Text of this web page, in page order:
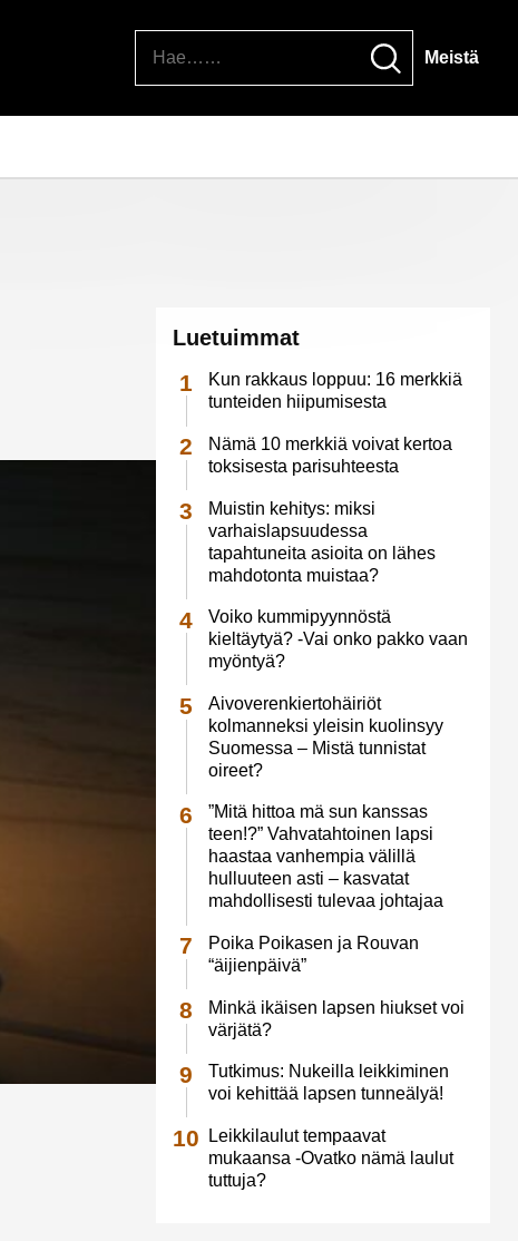
Meistä
Luetuimmat
Kun rakkaus loppuu: 16 merkkiä
tunteiden hiipumisesta
Nämä 10 merkkiä voivat kertoa
toksisesta parisuhteesta
Muistin kehitys: miksi
varhaislapsuudessa
tapahtuneita asioita on lähes
mahdotonta muistaa?
Voiko kummipyynnöstä
kieltäytyä? -Vai onko pakko vaan
myöntyä?
Aivoverenkiertohäiriöt
kolmanneksi yleisin kuolinsyy
Suomessa – Mistä tunnistat
oireet?
”Mitä hittoa mä sun kanssas
teen!?” Vahvatahtoinen lapsi
haastaa vanhempia välillä
hulluuteen asti – kasvatat
mahdollisesti tulevaa johtajaa
Poika Poikasen ja Rouvan
“äijienpäivä”
Minkä ikäisen lapsen hiukset voi
värjätä?
Tutkimus: Nukeilla leikkiminen
voi kehittää lapsen tunneälyä!
Leikkilaulut tempaavat
mukaansa -Ovatko nämä laulut
tuttuja?